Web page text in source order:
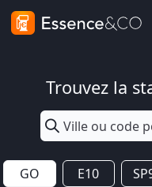
Trouvez la
GO E10